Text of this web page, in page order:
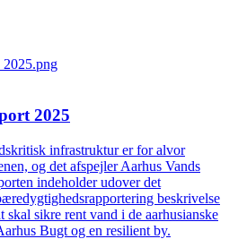
2025
infrastruktur er for alvor
og det afspejler Aarhus Vands
indeholder udover det
beskrivelse
sikre rent vand i de aarhusianske
Bugt og en resilient by.